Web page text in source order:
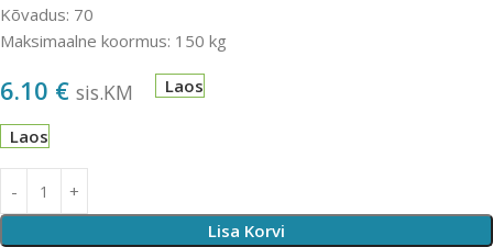
Kõvadus: 70
Maksimaalne koormus: 150 kg
6.10 € sis.KM Laos
Laos
Lisa Korvi